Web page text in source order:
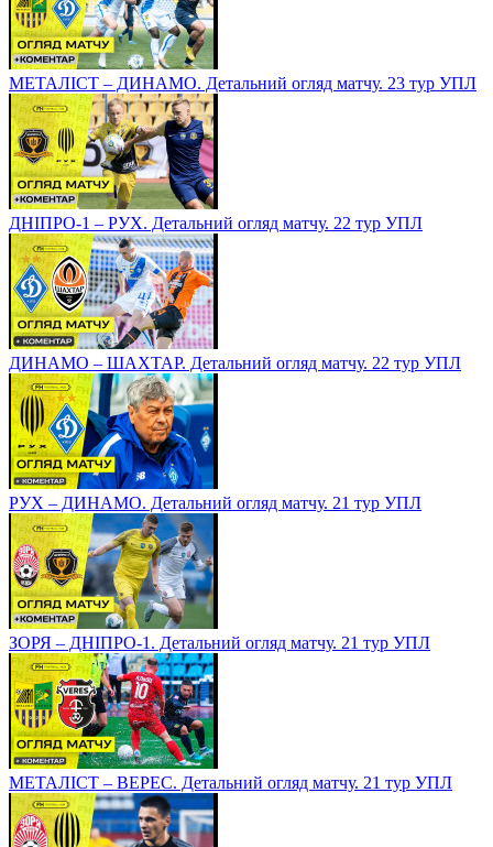
МЕТАЛІСТ – ДИНАМО. Детальний огляд матчу. 23 тур УПЛ
ДНІПРО-1 – РУХ. Детальний огляд матчу. 22 тур УПЛ
ДИНАМО – ШАХТАР. Детальний огляд матчу. 22 тур УПЛ
РУХ – ДИНАМО. Детальний огляд матчу. 21 тур УПЛ
ЗОРЯ – ДНІПРО-1. Детальний огляд матчу. 21 тур УПЛ
МЕТАЛІСТ – ВЕРЕС. Детальний огляд матчу. 21 тур УПЛ